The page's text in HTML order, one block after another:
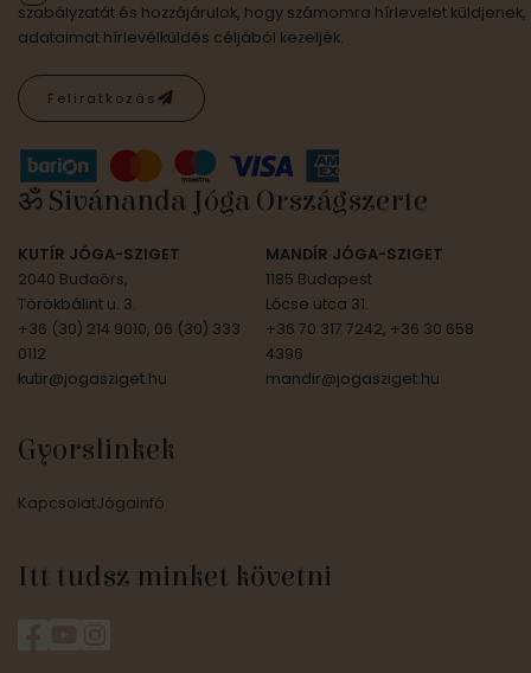
szabályzatát és hozzájárulok, hogy számomra hírlevelet küldjenek,
adataimat hírlevélküldés céljából kezeljék.
Feliratkozás
ॐ Sivánanda Jóga Országszerte
KUTÍR JÓGA-SZIGET
2040 Budaörs,
Törökbálint u. 3.
+36 (30) 214 9010, 06 (30) 333
0112
kutir@jogasziget.hu
MANDÍR JÓGA-SZIGET
1185 Budapest
Lőcse utca 31.
+36 70 317 7242, +36 30 658
4396
mandir@jogasziget.hu
Gyorslinkek
KapcsolatJógainfó
Itt tudsz minket követni